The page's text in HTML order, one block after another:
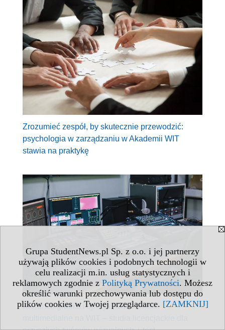
Grupa StudentNews.pl Sp. z o.o. i jej partnerzy
używają plików cookies i podobnych technologii w
celu realizacji m.in. usług statystycznych i
reklamowych zgodnie z Polityką Prywatności. Możesz
określić warunki przechowywania lub dostępu do
plików cookies w Twojej przeglądarce. [ZAMKNIJ]
Zrozumieć zespół, by skutecznie przewodzić:
psychologia w zarządzaniu w Akademii WIT
stawia na praktykę
Kierunek grafika i specjalność techniki